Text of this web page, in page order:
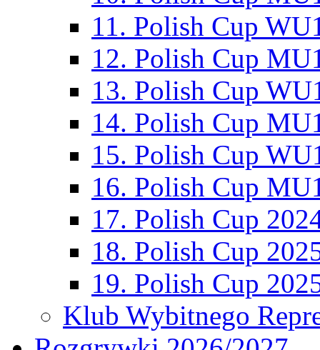
11. Polish Cup
12. Polish Cup
13. Polish Cup
14. Polish Cup
15. Polish Cup
16. Polish Cup
17. Polish Cup
18. Polish Cup
19. Polish Cup
Klub Wybitnego